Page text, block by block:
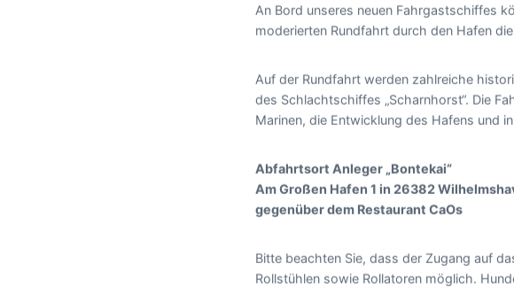
An Bord unseres neuen Fahrgastschiffes
moderierten Rundfahrt durch den Hafen
Auf der Rundfahrt werden zahlreiche
des Schlachtschiffes „Scharnhorst“. Die
Marinen, die Entwicklung des Hafens und
Abfahrtsort Anleger „Bontekai“
Am Großen Hafen 1 in 26382
gegenüber dem Restaurant CaOs
Bitte beachten Sie, dass der Zugang auf
Rollstühlen sowie Rollatoren möglich.